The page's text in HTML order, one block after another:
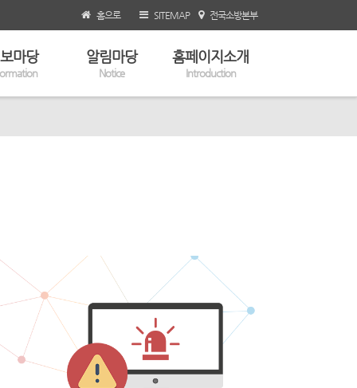
홈으로 SITEMAP 전국소방본부
마당 알림마당
Notice
홈페이지소개
Introduction